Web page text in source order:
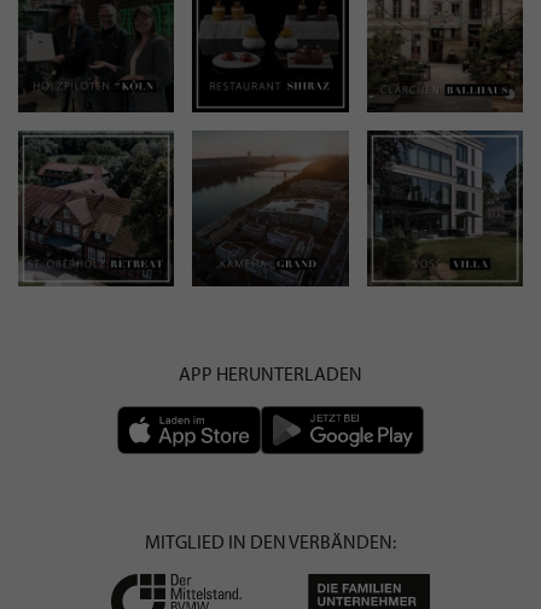
APP HERUNTERLADEN
MITGLIED IN DEN VERBÄNDEN: